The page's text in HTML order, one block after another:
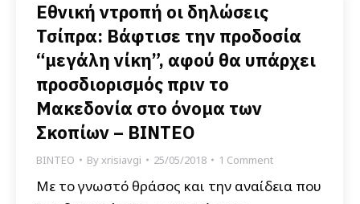
Εθνική ντροπή οι δηλώσεις
Τσίπρα: Βάφτισε την προδοσία
“μεγάλη νίκη”, αφού θα υπάρχει
προσδιορισμός πριν το
Μακεδονία στο όνομα των
Σκοπίων – ΒΙΝΤΕΟ
ΒΙΝΤΕΟ Byxrisiavgi 25/05/2018 1 Comment
Με το γνωστό θράσος και την αναίδεια που